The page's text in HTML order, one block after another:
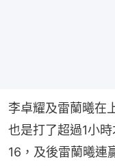
李卓耀及雷蘭曦在
也是打了超過1小
16，及後雷蘭曦連